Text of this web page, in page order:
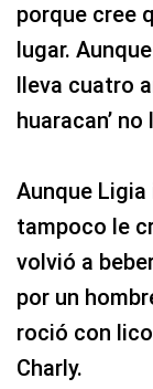
porque cree
lugar.
lleva cuatro
huaracan’ no
Aunque
tampoco le
volvió a
por un
roció con
Charly.